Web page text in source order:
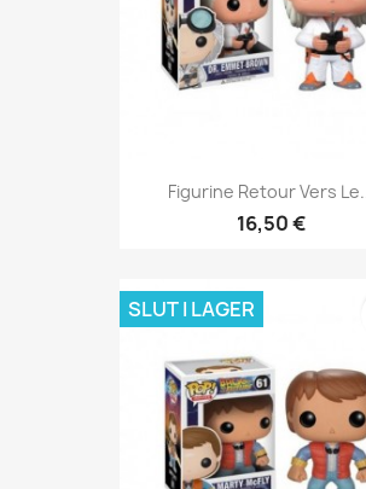
Figurine Retour Vers
16,50 €
SLUT I LAGER